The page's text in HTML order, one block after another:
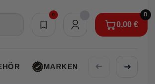
0
Merkliste
0
0,00 €
0,00 €
MARKEN AKTIONEN
➜ ➜